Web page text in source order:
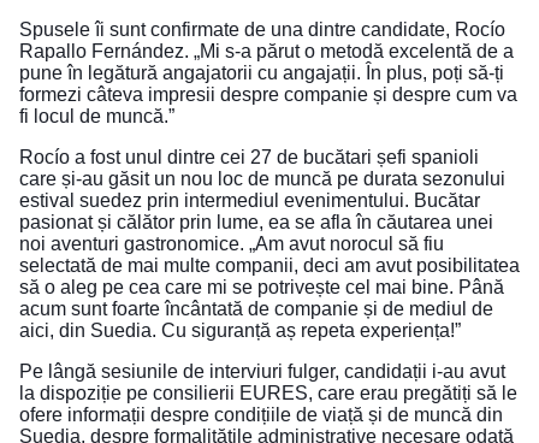
Spusele îi sunt confirmate de una dintre candidate, Rocío
Rapallo Fernández. „Mi s-a părut o metodă excelentă de a
pune în legătură angajatorii cu angajații. În plus, poți să-ți
formezi câteva impresii despre companie și despre cum va
fi locul de muncă.”
Rocío a fost unul dintre cei 27 de bucătari șefi spanioli
care și-au găsit un nou loc de muncă pe durata sezonului
estival suedez prin intermediul evenimentului. Bucătar
pasionat și călător prin lume, ea se afla în căutarea unei
noi aventuri gastronomice. „Am avut norocul să fiu
selectată de mai multe companii, deci am avut posibilitatea
să o aleg pe cea care mi se potrivește cel mai bine. Până
acum sunt foarte încântată de companie și de mediul de
aici, din Suedia. Cu siguranță aș repeta experiența!”
Pe lângă sesiunile de interviuri fulger, candidații i-au avut
la dispoziție pe consilierii EURES, care erau pregătiți să le
ofere informații despre condițiile de viață și de muncă din
Suedia, despre formalitățile administrative necesare odată